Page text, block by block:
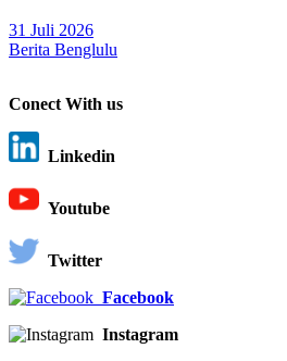
31 Juli 2026
Berita Benglulu
Conect With us
Linkedin
Youtube
Twitter
Facebook
Instagram